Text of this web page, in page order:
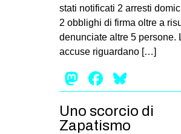
GENERI
PRECARIATO
REPRESSIONE
STUDENTI
CULTURE
stati notificati 2 arresti
2 obblighi di firma oltre a
denunciate altre 5 persone.
accuse riguardano […]
Mastodon
Facebook
Uno scorcio di
Zapatismo